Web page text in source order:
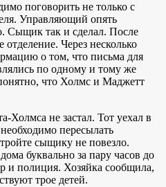
поговорить не только с
Управляющий опять
Сыщик так и сделал. После
отделение. Через несколько
о том, что письма для
по одному и тому же
что Холмс и Маджетт
Холмса не застал. Тот уехал в
пересылать
сыщику не повезло.
буквально за пару часов до
и полиция. Хозяйка сообщила,
трое детей.